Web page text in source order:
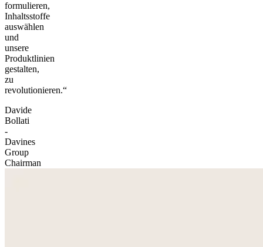
formulieren,
Inhaltsstoffe
auswählen
und
unsere
Produktlinien
gestalten,
zu
revolutionieren.“
Davide
Bollati
-
Davines
Group
Chairman